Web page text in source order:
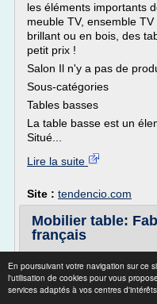
En poursuivant votre navigation sur ce
l'utilisation de cookies pour vous
services adaptés à vos centres
les éléments importants
meuble TV, ensemble
brillant ou en bois, des
petit prix !
Salon Il n'y a pas de
Sous-catégories
Tables basses
La table basse est un
Situé...
Lire la suite
Site : tendencio.com
Mobilier table:
français
Achat meuble, meuble
salon. SCIAE meuble
design france une